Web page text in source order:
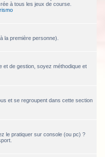
à tous les jeux de course.
la première personne).
et de gestion, soyez méthodique et
et se regroupent dans cette section
le pratiquer sur console (ou pc) ?